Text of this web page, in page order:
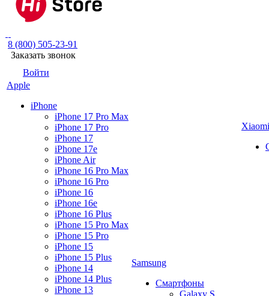
8 (800) 505-23-91
Заказать звонок
Войти
Apple
iPhone
iPhone 17 Pro Max
iPhone 17 Pro
iPhone 17
iPhone 17e
iPhone Air
iPhone 16 Pro Max
iPhone 16 Pro
iPhone 16
iPhone 16e
iPhone 16 Plus
iPhone 15 Pro Max
iPhone 15 Pro
iPhone 15
iPhone 15 Plus
iPhone 14
iPhone 14 Plus
iPhone 13
Samsung
Смартфоны
Galaxy S
Xiaomi